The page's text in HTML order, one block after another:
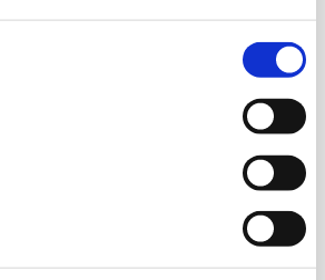
PRESS has a threefold role: to publish
reference works for student use, and to
debate.